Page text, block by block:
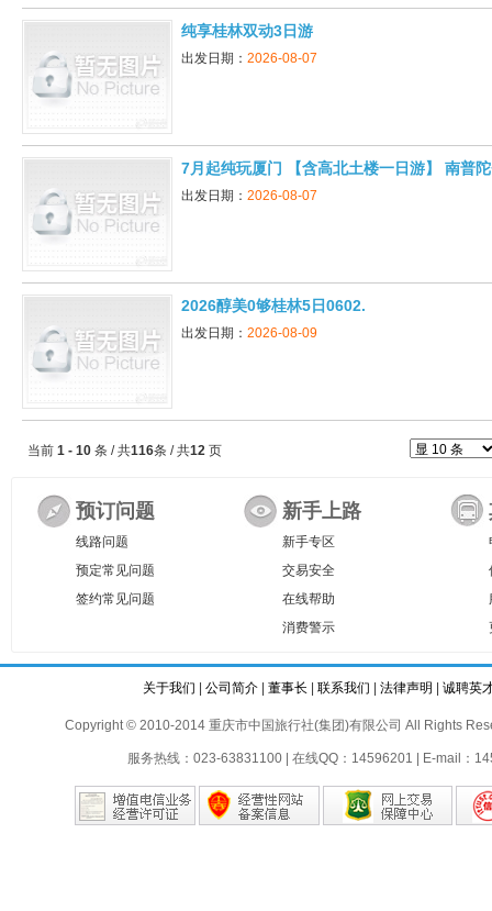
纯享桂林双动3日游
出发日期： 2026-08-07
7月起纯玩厦门 【含高北土楼一日游】 南普
垵+环岛路+集美学村+渔趣赶海双飞5日游
出发日期： 2026-08-07
2026醇美0够桂林5日0602.
出发日期： 2026-08-09
当前 1 - 10 条 / 共116条 / 共12 页
预订问题
线路问题
预定常见问题
签约常见问题
新手上路
新手专区
交易安全
在线帮助
消费警示
关于我们 公司简介 董事长 联系我们 法律声明 诚聘英
Copyright © 2010-2014 重庆市中国旅行社(集团)有限公司 All Rights
服务热线：023-63831100 | 在线QQ：14596201 | E-mail：